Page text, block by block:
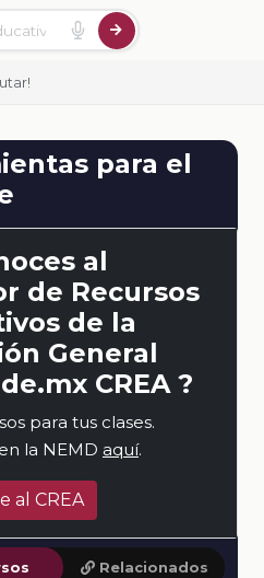
para el
al
de Recursos
de la
General
CREA ?
para tus clases.
la NEMD aquí.
al CREA
Relacionados